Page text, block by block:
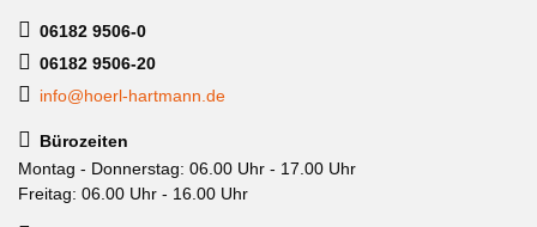
06182 9506-0
06182 9506-20
info@hoerl-hartmann.de
Bürozeiten
Montag - Donnerstag: 06.00 Uhr - 17.00 Uhr
Freitag: 06.00 Uhr - 16.00 Uhr